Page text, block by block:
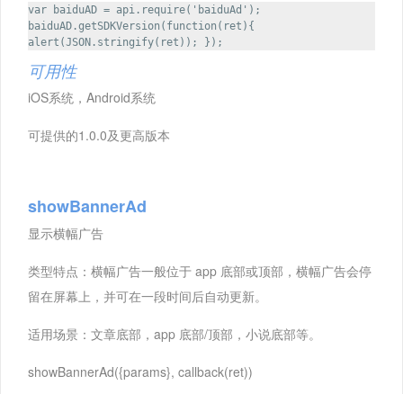
var baiduAD = api.require('baiduAd');
baiduAD.getSDKVersion(function(ret){
alert(JSON.stringify(ret)); });
可用性
iOS系统，Android系统
可提供的1.0.0及更高版本
showBannerAd
显示横幅广告
类型特点：横幅广告一般位于 app 底部或顶部，横幅广告会停
留在屏幕上，并可在一段时间后自动更新。
适用场景：文章底部，app 底部/顶部，小说底部等。
showBannerAd({params}, callback(ret))